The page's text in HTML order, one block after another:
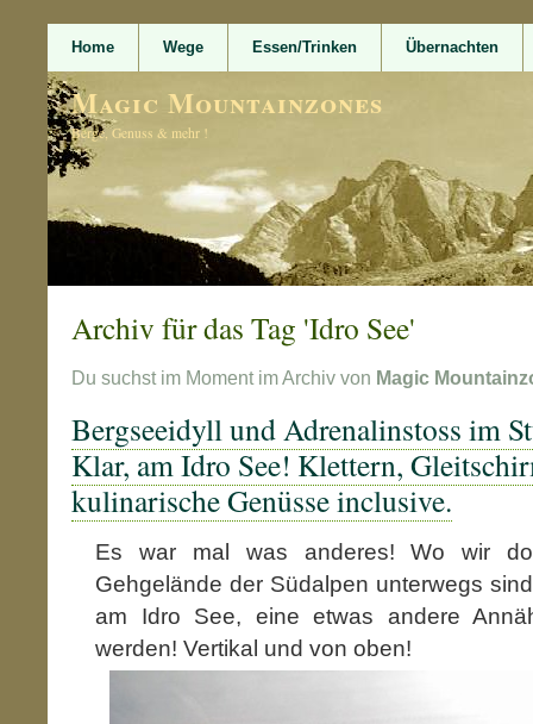
Home Wege Essen/Trinken Übernachten
Magic Mountainzones
Berge, Genuss & mehr !
Archiv für das Tag 'Idro See'
Du suchst im Moment im Archiv von Magic
Bergseeidyll und Adrenalinstoss im
Klar, am Idro See! Klettern,
kulinarische Genüsse inclusive.
Es war mal was anderes! Wo wir
Gehgelände der Südalpen unterwegs
am Idro See, eine etwas andere
werden! Vertikal und von oben!